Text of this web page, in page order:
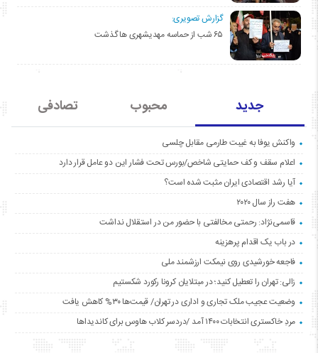
گزارش تصویری:
۶۵ شب از حماسه مهدیشهری ها گذشت
جدید محبوب تصادفی
واکنش یوفا به غیبت طارمی مقابل چلسی
اعلام سقف و کف حمایتی شاخص/بورس تحت فشار این دو عامل قرار دارد
آیا رشد اقتصادی ایران مثبت شده است؟
هفت راز سال ۲۰۲۰
قاسمی‌نژاد: رحمتی مخالفتی با حضور من در استقلال نداشت
در باب یک اقدام پرهزینه
فاجعه خورشیدی روی نیمکت ارزشمند ملی
زالی: تهران را تعطیل کنید؛ در مبتلایان کرونا رکورد شکستیم
وضعیت عجیب ملک تجاری و اداری در تهران/ قیمت‌ها ۳۰% کاهش یافت
مردِ خاکستری انتخابات ۱۴۰۰ آمد /دردسر کلاب هاوس برای کاندیداها